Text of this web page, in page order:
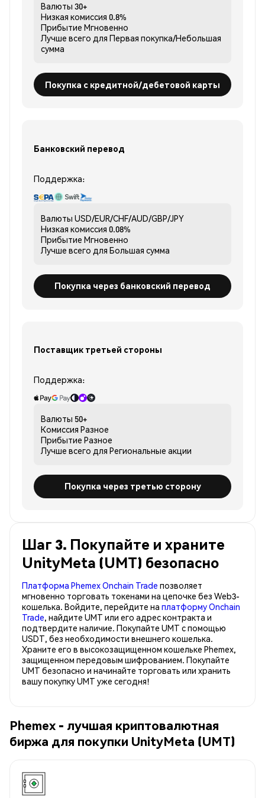
Валюты 30+
Низкая комиссия 0.8%
Прибытие Мгновенно
Лучше всего для Первая покупка/Небольшая
сумма
Покупка с кредитной/дебетовой карты
Банковский перевод
Поддержка:
Валюты USD/EUR/CHF/AUD/GBP/JPY
Низкая комиссия 0.08%
Прибытие Мгновенно
Лучше всего для Большая сумма
Покупка через банковский перевод
Поставщик третьей стороны
Поддержка:
Валюты 50+
Комиссия Разное
Прибытие Разное
Лучше всего для Региональные акции
Покупка через третью сторону
Шаг 3. Покупайте и храните
UnityMeta (UMT) безопасно
Платформа Phemex Onchain Trade позволяет
мгновенно торговать токенами на цепочке без Web3-
кошелька. Войдите, перейдите на платформу Onchain
Trade, найдите UMT или его адрес контракта и
подтвердите наличие. Покупайте UMT с помощью
USDT, без необходимости внешнего кошелька.
Храните его в высокозащищенном кошельке Phemex,
защищенном передовым шифрованием. Покупайте
UMT безопасно и начинайте торговать или хранить
вашу покупку UMT уже сегодня!
Phemex - лучшая криптовалютная
биржа для покупки UnityMeta (UMT)